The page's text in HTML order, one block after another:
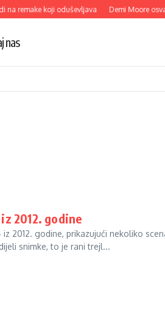
na remake koji oduševljava Demi Moore
nas
2012. godine
2012. godine, prikazujući nekoliko
snimke, to je rani trejl...